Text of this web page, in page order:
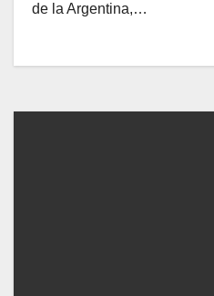
de la Argentina,…